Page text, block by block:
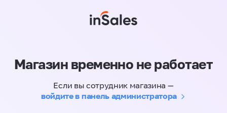
Магазин временно не работает
Если вы сотрудник магазина —
войдите в панель администратора